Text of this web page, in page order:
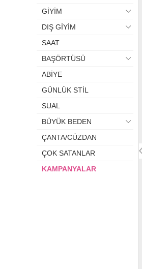
GİYİM
DIŞ GİYİM
SAAT
BAŞÖRTÜSÜ
ABİYE
GÜNLÜK STİL
SUAL
BÜYÜK BEDEN
ÇANTA/CÜZDAN
ÇOK SATANLAR
KAMPANYALAR